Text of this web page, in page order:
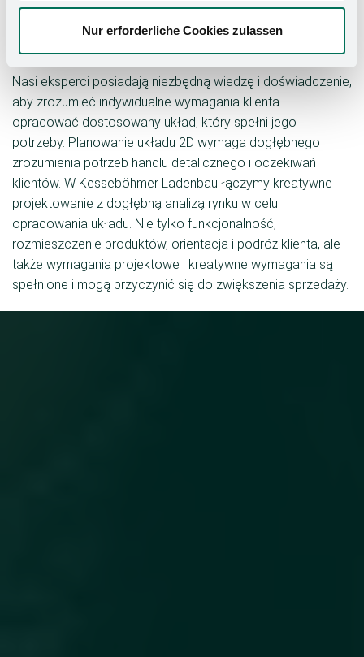
Nur erforderliche Cookies zulassen
Nasi eksperci posiadają niezbędną wiedzę i doświadczenie,
aby zrozumieć indywidualne wymagania klienta i
opracować dostosowany układ, który spełni jego
potrzeby. Planowanie układu 2D wymaga dogłębnego
zrozumienia potrzeb handlu detalicznego i oczekiwań
klientów. W Kesseböhmer Ladenbau łączymy kreatywne
projektowanie z dogłębną analizą rynku w celu
opracowania układu. Nie tylko funkcjonalność,
rozmieszczenie produktów, orientacja i podróż klienta, ale
także wymagania projektowe i kreatywne wymagania są
spełnione i mogą przyczynić się do zwiększenia sprzedaży.